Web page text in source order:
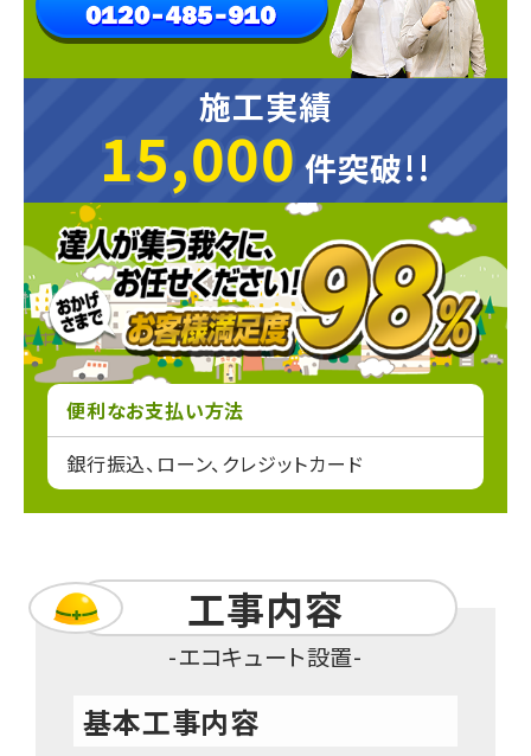
施工実績
15,000
15,000 件突破!!
便利なお支払い方法
銀行振込、ローン、クレジットカード
工事内容
エコキュート設置
基本工事内容